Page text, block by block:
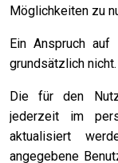
Möglichkeiten zu
Ein Anspruch auf
grundsätzlich nicht.
Die für den
jederzeit im
aktualisiert
angegebene